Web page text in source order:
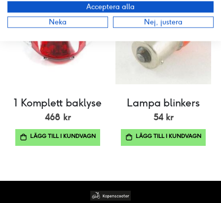
1 Komplett baklyse
468 kr
LÄGG TILL I KUNDVAGN
Lampa blinkers
54 kr
LÄGG TILL I KUNDVAGN
Acceptera alla
Neka
Nej, justera